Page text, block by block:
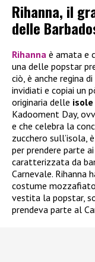
Rihanna, il
delle
Rihanna è amata e
una delle popstar
ciò, è anche regina
invidiati e copiai un
originaria delle isole
Kadooment Day,
e che celebra la
zucchero sull’isola,
per prendere parte
caratterizzata da
Carnevale. Rihanna
costume
vestita la popstar,
prendeva parte al